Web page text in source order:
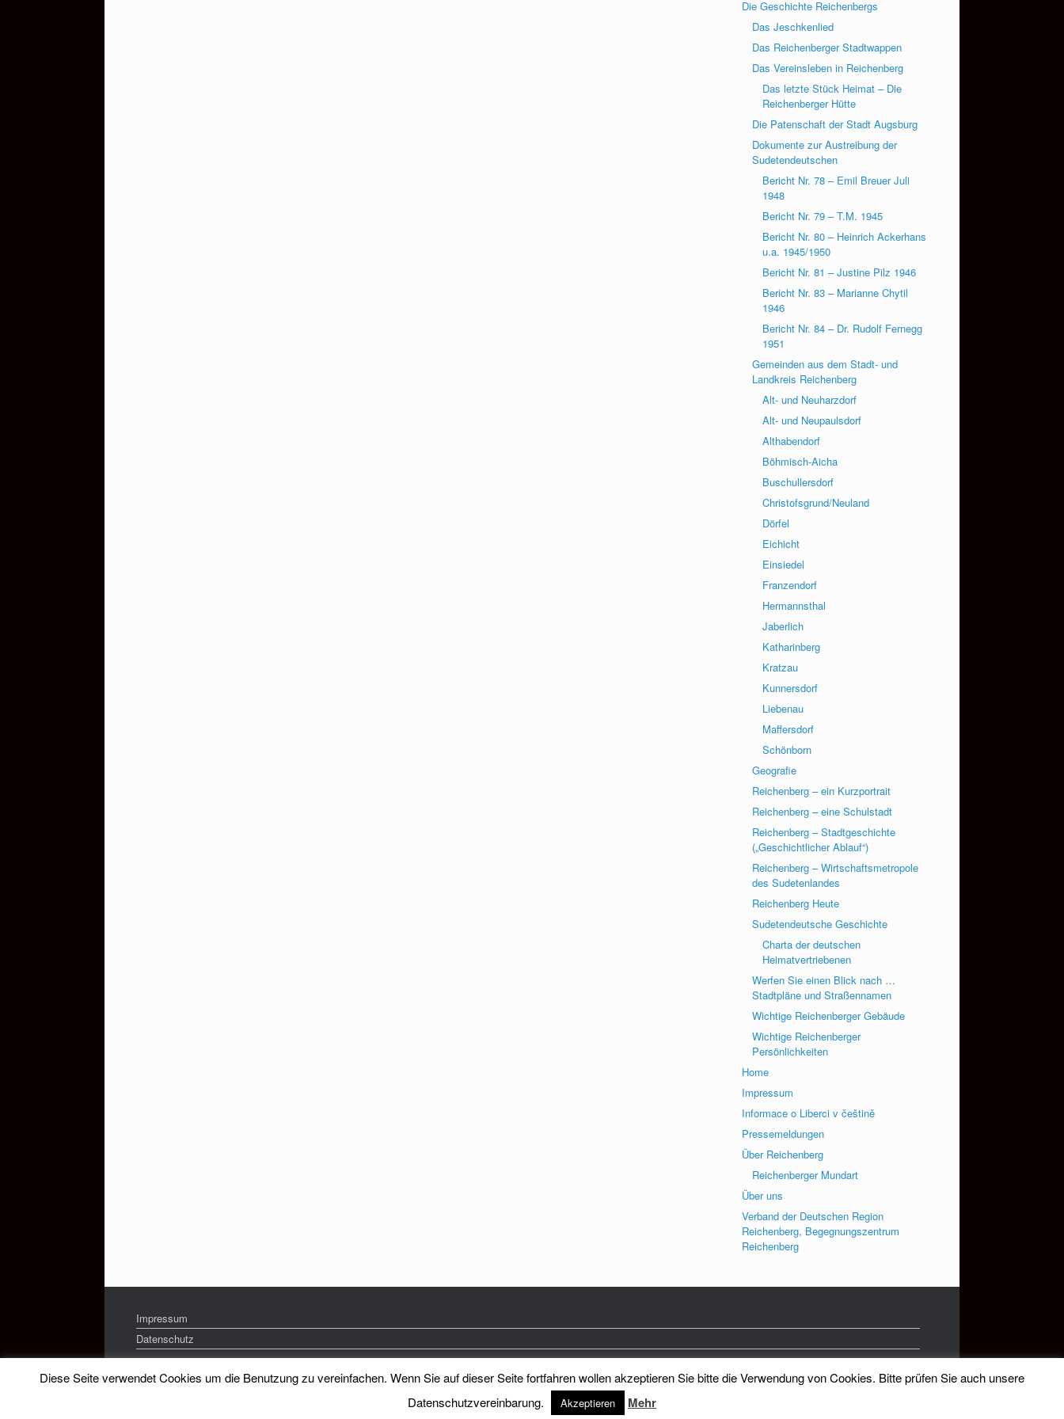
Die Geschichte Reichenbergs
Das Jeschkenlied
Das Reichenberger Stadtwappen
Das Vereinsleben in Reichenberg
Das letzte Stück Heimat – Die
Reichenberger Hütte
Die Patenschaft der Stadt Augsburg
Dokumente zur Austreibung der
Sudetendeutschen
Bericht Nr. 78 – Emil Breuer Juli
1948
Bericht Nr. 79 – T.M. 1945
Bericht Nr. 80 – Heinrich Ackerhans
u.a. 1945/1950
Bericht Nr. 81 – Justine Pilz 1946
Bericht Nr. 83 – Marianne Chytil
1946
Bericht Nr. 84 – Dr. Rudolf Fernegg
1951
Gemeinden aus dem Stadt- und
Landkreis Reichenberg
Alt- und Neuharzdorf
Alt- und Neupaulsdorf
Althabendorf
Böhmisch-Aicha
Buschullersdorf
Christofsgrund/Neuland
Dörfel
Eichicht
Einsiedel
Franzendorf
Hermannsthal
Jaberlich
Katharinberg
Kratzau
Kunnersdorf
Liebenau
Maffersdorf
Schönborn
Geografie
Reichenberg – ein Kurzportrait
Reichenberg – eine Schulstadt
Reichenberg – Stadtgeschichte
(„Geschichtlicher Ablauf“)
Reichenberg – Wirtschaftsmetropole
des Sudetenlandes
Reichenberg Heute
Sudetendeutsche Geschichte
Charta der deutschen
Heimatvertriebenen
Werfen Sie einen Blick nach …
Stadtpläne und Straßennamen
Wichtige Reichenberger Gebäude
Wichtige Reichenberger
Persönlichkeiten
Home
Impressum
Informace o Liberci v češtině
Pressemeldungen
Über Reichenberg
Reichenberger Mundart
Über uns
Verband der Deutschen Region
Reichenberg, Begegnungszentrum
Reichenberg
Impressum
Datenschutz
Heimatkreis Reichenberg Stadt und Land e.V. Theme bySiteOrigin
Diese Seite verwendet Cookies um die Benutzung zu vereinfachen. Wenn Sie auf dieser Seite fortfahren wollen akzeptieren Sie bitte die Verwendung von Cookies. Bitte prüfen Sie auch unsere
Datenschutzvereinbarung.
Akzeptieren Mehr